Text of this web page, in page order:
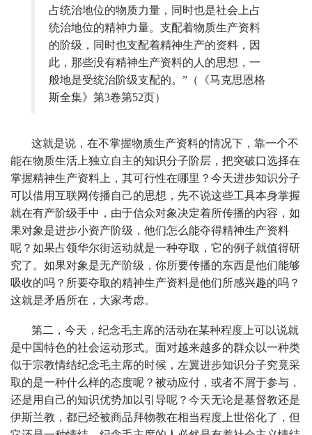
占统治地位的物质力量，同时也是社会上占
统治地位的精神力量。支配着物质生产资料
的阶级，同时也支配着精神生产的资料，因
此，那些没有精神生产资料的人的思想，一
般地是受统治阶级支配的。” （《马克思恩格
斯全集》第3卷第52页）
这就是说，在不掌握物质生产资料的情况下，靠一个不
能在物质生活上独立自主的知识分子阶层，把突破口选择在
掌握精神生产资料上，其可行性在哪里？今天进步知识分子
可以借用互联网传播自己的思想，先不说这些工具本身掌握
就在有产阶级手中，由于信众对象决定着所传播的内容，如
果对象是进步小资产阶级，他们怎么能夺得精神生产资料
呢？如果占领华尔街运动就是一种夺取，它的例子就值得研
究了。如果对象是无产阶级，你所要传播的东西是他们能够
吸收的吗？所要夺取的精神生产资料是他们所感兴趣的吗？
这就是矛盾所在，大家考虑。
第二，今天，纪念毛主席的活动在某种程度上可以说就
是中国特色的社会运动形式。面对越来越多的群众以一种类
似于宗教情结纪念毛主席的时候，左翼进步知识分子究竟采
取的是一种什么样的态度呢？被动应付，或者不屑于参与，
还是用自己的知识优势加以引导呢？今天无论是基督教还是
伊斯兰教，都已经被商品拜物教在相当程度上世俗化了，但